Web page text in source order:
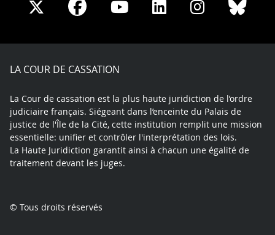
Share
X
Share
Facebook
Share
Youtube
Share
LinkedIn
Share
Instagram
LA COUR DE CASSATION
La Cour de cassation est la plus haute juridiction de l’ordre
judiciaire français. Siégeant dans l’enceinte du Palais de
justice de l'Île de la Cité, cette institution remplit une mission
essentielle: unifier et contrôler l'interprétation des lois.
La Haute Juridiction garantit ainsi à chacun une égalité de
traitement devant les juges.
© Tous droits réservés